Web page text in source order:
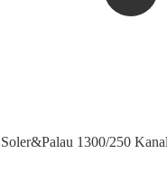
Soler&Palau 1300/250